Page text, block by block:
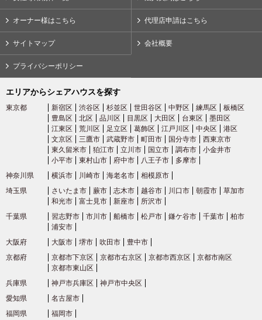
お問い合わせはこちら
クリップライト
電源タップ
空調設備
お問い合わせはこちら
オーナー様はこちら 代理店申請はこちら
サイトマップ 会社概要
プライバシーポリシー
エリアからシェアハウスを探す
東京都 新宿区 渋谷区 杉並区 世田谷区 中野区 練馬区
板橋区
豊島区
北区 品川区 目黒区 大田区 台東区
墨田区
江東区
荒川区 足立区 葛飾区 江戸川区 中央区
港区
文京区
三鷹市 武蔵野市 町田市 国分寺市
西東京市
東久留米市
狛江市 立川市 国立市 調布市
小金井市
小平市
東村山市 府中市 八王子市
多摩市
神奈川県
横浜市 川崎市 海老名市
相模原市
埼玉県
さいたま市 蕨市 志木市 越谷市 川口市 朝霞市
草加市
和光市
富士見市 新座市
所沢市
千葉県
習志野市 市川市 船橋市 松戸市 鎌ケ谷市 千葉市
柏市
浦安市
大阪府
大阪市 堺市 吹田市
豊中市
京都府
京都市下京区 京都市右京区 京都市西京区
京都市南区
京都市東山区
兵庫県
神戸市兵庫区
神戸市中央区
愛知県
名古屋市
福岡県
福岡市